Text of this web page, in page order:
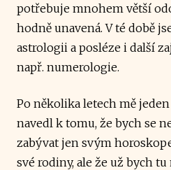
potřebuje mnohem větší
hodně unavená. V té době
astrologii a posléze i další
např. numerologie.
Po několika letech mě
navedl k tomu, že bych se
zabývat jen svým
své rodiny, ale že už bych